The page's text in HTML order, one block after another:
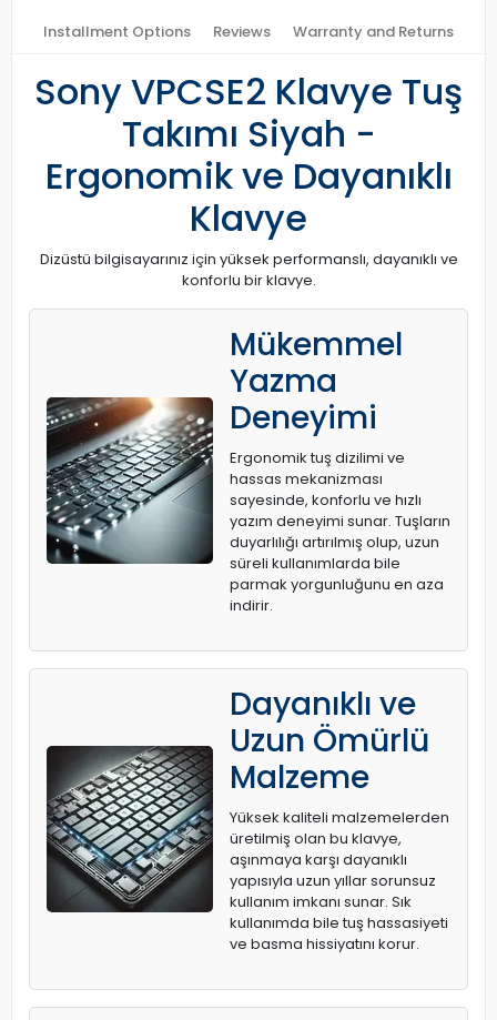
Installment Options Reviews Warranty and Returns
Sony VPCSE2 Klavye Tuş
Takımı Siyah -
Ergonomik ve Dayanıklı
Klavye
Dizüstü bilgisayarınız için yüksek performanslı, dayanıklı ve
konforlu bir klavye.
Mükemmel
Yazma
Deneyimi
Ergonomik tuş dizilimi ve
hassas mekanizması
sayesinde, konforlu ve hızlı
yazım deneyimi sunar. Tuşların
duyarlılığı artırılmış olup, uzun
süreli kullanımlarda bile
parmak yorgunluğunu en aza
indirir.
Dayanıklı ve
Uzun Ömürlü
Malzeme
Yüksek kaliteli malzemelerden
üretilmiş olan bu klavye,
aşınmaya karşı dayanıklı
yapısıyla uzun yıllar sorunsuz
kullanım imkanı sunar. Sık
kullanımda bile tuş hassasiyeti
ve basma hissiyatını korur.